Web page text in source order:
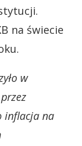
na świecie
w
inflacja na